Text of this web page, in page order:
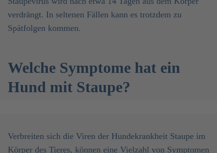
verdrängt. In seltenen Fällen kann es trotzdem zu
Spätfolgen kommen.
Welche Symptome hat ein
Hund mit Staupe?
Verbreiten sich die Viren der Hundekrankheit Staupe im
Körper des Tieres, können eine Vielzahl von Symptomen